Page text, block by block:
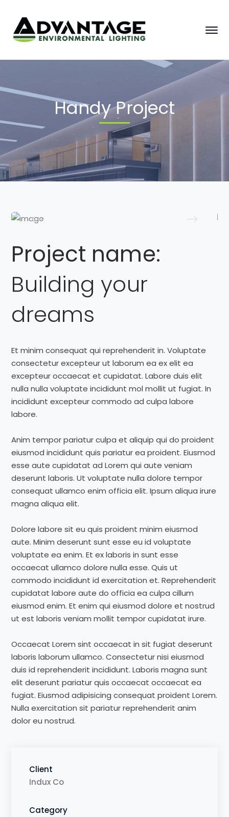
Handy Project
Project name:
Building your
dreams
Et minim consequat qui reprehenderit in. Voluptate
consectetur excepteur ut laborum ea ex elit ea
excepteur occaecat et cupidatat. Labore duis elit
nulla nulla voluptate incididunt mol mollit ut fugiat. In
incididunt excepteur commodo ad culpa labore
labore.
Anim tempor pariatur culpa et aliquip qui do proident
eiusmod incididunt quis pariatur ea proident. Eiusmod
esse aute cupidatat ad Lorem qui aute veniam
deserunt laboris. Ut voluptate nulla dolore tempor
consequat ullamco enim officia elit. Ipsum aliqua irure
magna aliqua elit.
Dolore labore sit eu quis proident minim eiusmod
aute. Minim deserunt sunt esse eu id voluptate
voluptate ea enim. Et ex laboris in sunt esse
occaecat ullamco dolore nulla esse. Quis ut
commodo incididunt id exercitation et. Reprehenderit
cupidatat labore aute do officia ea culpa cillum
eiusmod enim. Et enim qui eiusmod dolore et nostrud
ut est laboris veniam mollit tempor cupidatat irure.
Occaecat Lorem sint occaecat in sit fugiat deserunt
laboris laborum ullamco. Consectetur nisi eiusmod
duis id reprehenderit incididunt. Laboris magna sunt
elit deserunt pariatur quis occaecat occaecat ea
fugiat. Eiusmod adipisicing consequat proident Lorem.
Nulla exercitation sit pariatur reprehenderit anim
dolor eu nostrud.
Client
Indux Co
Category